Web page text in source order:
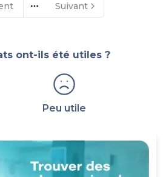
More pages
Suivant
ont-ils été utiles ?
Peu utile